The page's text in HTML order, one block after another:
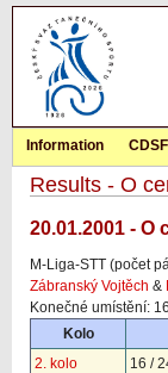
Information
Results - O
20.01.2001 - O
M-Liga-STT (počet
Zábranský Vojtěch &
Konečné umístění: 16
Kolo
2. kolo
16 /